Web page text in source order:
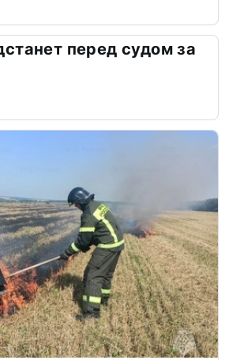
перед судом за